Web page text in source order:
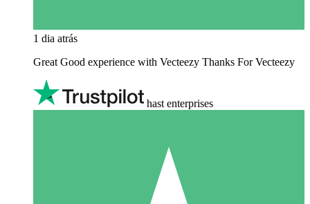
1 dia atrás
Great Good experience with Vecteezy Thanks For Vecteezy
hast enterprises